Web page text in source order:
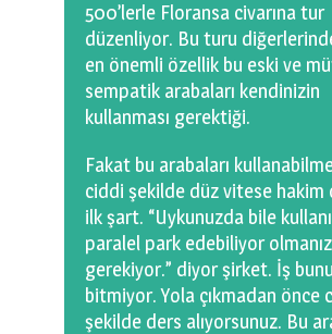
500’lerle Floransa civarına tur
düzenliyor. Bu turu
en önemli özellik bu eski ve
sempatik arabaları kendinizin
kullanması gerektiği.
Fakat bu arabaları
ciddi şekilde düz vitese hakim
ilk şart. “Uykunuzda bile
paralel park edebiliyor olmanız
gerekiyor.” diyor şirket. İş
bitmiyor. Yola çıkmadan önce
şekilde ders alıyorsunuz. Bu